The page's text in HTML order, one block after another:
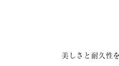
美しさと耐久性